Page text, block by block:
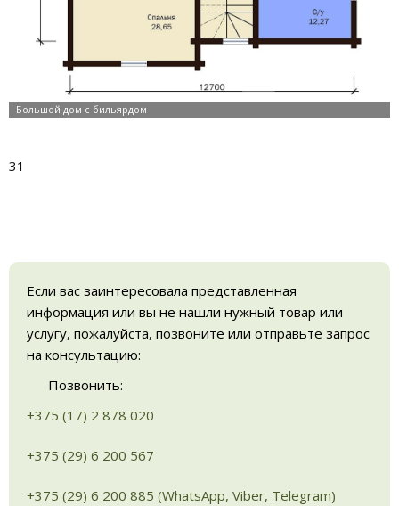
31
Если вас заинтересовала представленная
информация или вы не нашли нужный товар или
услугу, пожалуйста, позвоните или отправьте запрос
на консультацию:
Позвонить:
+375 (17) 2 878 020
+375 (29) 6 200 567
+375 (29) 6 200 885 (WhatsApp, Viber, Telegram)